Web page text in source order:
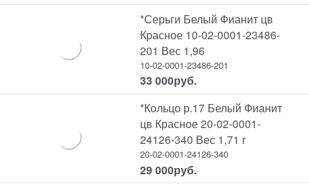
*Серьги Белый Фианит цв
Красное 10-02-0001-23486-
201 Вес 1,96
10-02-0001-23486-201
33 000руб.
*Кольцо р.17 Белый Фианит
цв Красное 20-02-0001-
24126-340 Вес 1,71 г
20-02-0001-24126-340
29 000руб.